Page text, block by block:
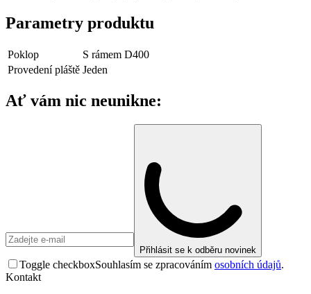
Parametry produktu
Poklop
S rámem D400
Provedení pláště Jeden
Ať vám nic neunikne:
Přihlásit se k odběru novinek
Toggle checkboxSouhlasím se zpracováním osobních údajů.
Kontakt